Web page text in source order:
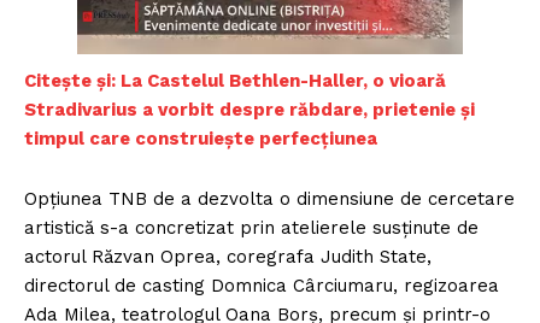
Citește și: La Castelul Bethlen-Haller, o vioară
Stradivarius a vorbit despre răbdare, prietenie și
timpul care construiește perfecțiunea
Opțiunea TNB de a dezvolta o dimensiune de cercetare
artistică s-a concretizat prin atelierele susținute de
actorul Răzvan Oprea, coregrafa Judith State,
directorul de casting Domnica Cârciumaru, regizoarea
Ada Milea, teatrologul Oana Borș, precum și printr-o